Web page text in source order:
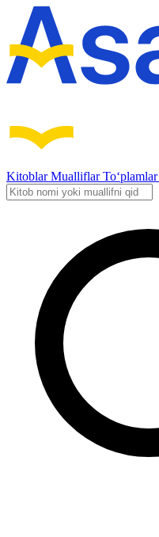
KitoblarMualliflarTo‘plamlar